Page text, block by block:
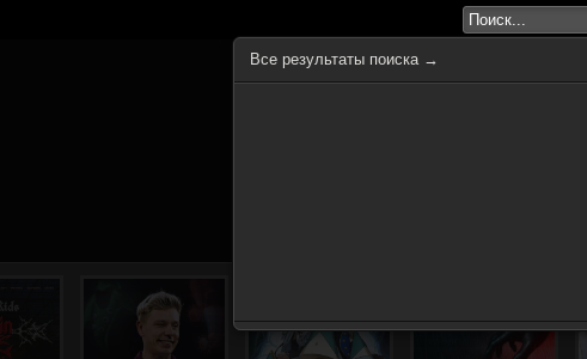
Все результаты поиска →